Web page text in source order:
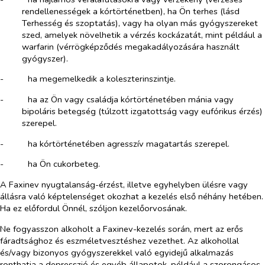
rendellenességek a kórtörténetben), ha Ön terhes (lásd
Terhesség és szoptatás), vagy ha olyan más gyógyszereket
szed, amelyek növelhetik a vérzés kockázatát, mint például a
warfarin (vérrögképződés megakadályozására használt
gyógyszer).
-​
ha megemelkedik a koleszterinszintje.
-​
ha az Ön vagy családja kórtörténetében mánia vagy
bipoláris betegség (túlzott izgatottság vagy eufórikus érzés)
szerepel.
-​
ha kórtörténetében agresszív magatartás szerepel.
-​
ha Ön cukorbeteg.
A Faxinev nyugtalanság-érzést, illetve egyhelyben ülésre vagy
állásra való képtelenséget okozhat a kezelés első néhány hetében.
Ha ez előfordul Önnél, szóljon kezelőorvosának.
Ne fogyasszon alkoholt a Faxinev-kezelés során, mert az erős
fáradtsághoz és eszméletvesztéshez vezethet. Az alkohollal
és/vagy bizonyos gyógyszerekkel való egyidejű alkalmazás